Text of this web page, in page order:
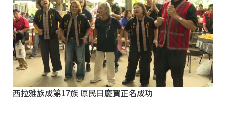
西拉雅族成第17族 原民日慶賀正名成功